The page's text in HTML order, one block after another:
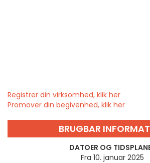
Registrer din virksomhed, klik her
Promover din begivenhed, klik her
BRUGBAR
DATOER OG
Fra 10. januar 2025